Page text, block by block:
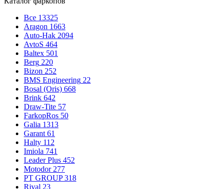
Все 13325
Aragon 1663
Auto-Hak 2094
AvtoS 464
Baltex 501
Berg 220
Bizon 252
BMS Engineering 22
Bosal (Oris) 668
Brink 642
Draw-Tite 57
FarkopRos 50
Galia 1313
Garant 61
Halty 112
Imiola 741
Leader Plus 452
Motodor 277
PT GROUP 318
Rival 23